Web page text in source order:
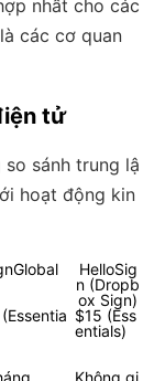
nhất cho các
các cơ quan
tử
sánh trung lậ
hoạt động kin
HelloSig
n (Dropb
ox Sign)
$15 (Ess
entials)
Không gi